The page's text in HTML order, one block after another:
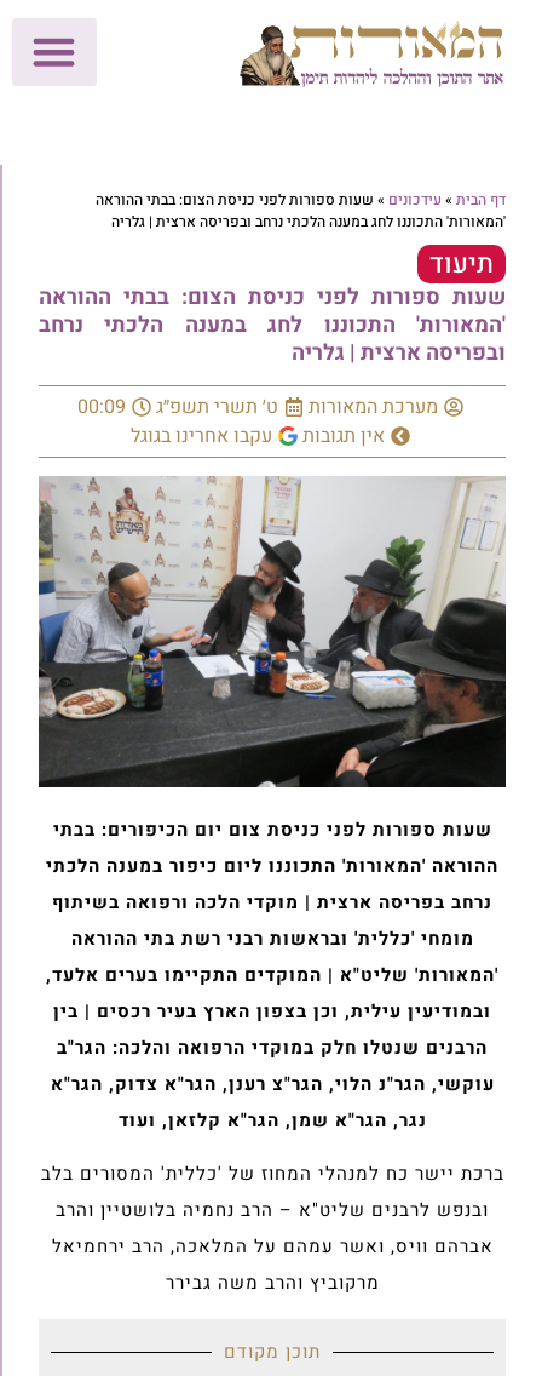
דף הבית » עידכונים » שעות ספורות לפני כניסת הצום: בבתי ההוראה
'המאורות' התכוננו לחג במענה הלכתי נרחב ובפריסה ארצית | גלריה
תיעוד
שעות ספורות לפני כניסת הצום: בבתי ההוראה
'המאורות' התכוננו לחג במענה הלכתי נרחב
ובפריסה ארצית | גלריה
מערכת המאורות ט׳ תשרי תשפ״ג
00:09
אין תגובות
עקבו אחרינו בגוגל
שעות ספורות לפני כניסת צום יום הכיפורים: בבתי
ההוראה 'המאורות' התכוננו ליום כיפור במענה הלכתי
נרחב בפריסה ארצית | מוקדי הלכה ורפואה בשיתוף
מומחי 'כללית' ובראשות רבני רשת בתי ההוראה
'המאורות' שליט"א | המוקדים התקיימו בערים אלעד,
ובמודיעין עילית, וכן בצפון הארץ בעיר רכסים | בין
הרבנים שנטלו חלק במוקדי הרפואה והלכה: הגר"ב
עוקשי, הגר"נ הלוי, הגר"צ רענן, הגר"א צדוק, הגר"א
נגר, הגר"א שמן, הגר"א קלזאן, ועוד
ברכת יישר כח למנהלי המחוז של 'כללית' המסורים בלב
ובנפש לרבנים שליט"א – הרב נחמיה בלושטיין והרב
אברהם וויס, ואשר עמהם על המלאכה, הרב ירחמיאל
מרקוביץ והרב משה גבירר
תוכן מקודם